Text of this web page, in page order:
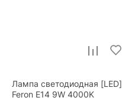
Лампа светодиодная [LED]
Feron E14 9W 4000K